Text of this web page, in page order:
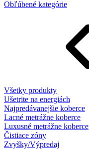
Obľúbené kategórie
Všetky produkty
Ušetrite na energiách
Najpredávanejšie koberce
Lacné metrážne koberce
Luxusné metrážne koberce
Čistiace zóny
Zvyšky/Výpredaj